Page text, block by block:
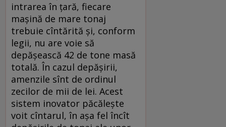
intrarea în ţară, fiecare
maşină de mare tonaj
trebuie cîntărită şi, conform
legii, nu are voie să
depăşească 42 de tone masă
totală. În cazul depăşirii,
amenzile sînt de ordinul
zecilor de mii de lei. Acest
sistem inovator păcăleşte
voit cîntarul, în aşa fel încît